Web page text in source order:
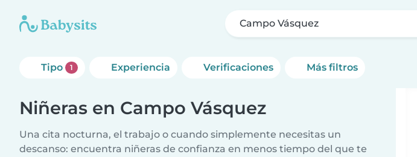
Campo Vásquez
Tipo 1 Experiencia Verificaciones Más filtros
Niñeras en Campo Vásquez
Una cita nocturna, el trabajo o cuando simplemente necesitas un
descanso: encuentra niñeras de confianza en menos tiempo del que te